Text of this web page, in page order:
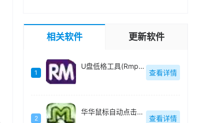
相关软件 更新软件
1
U盘低格工具(Rmprepusb)绿色中文
查看详情
2
华华鼠标自动点击器绿色去广告版
查看详情